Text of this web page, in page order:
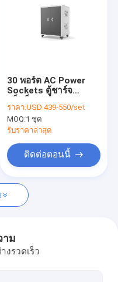
30 พอร์ต AC Power
Sockets ตู้ชาร์จ
ราคา:USD 439-550/set
MOQ:1 ชุด
รับราคาล่าสุด
ติดต่อตอนนี้
าม
งรวดเร็ว